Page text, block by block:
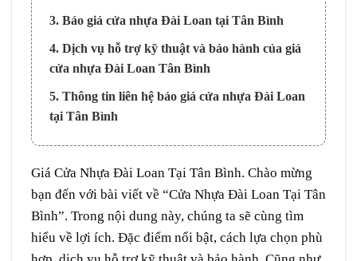
3. Báo giá cửa nhựa Đài Loan tại Tân Bình
4. Dịch vụ hỗ trợ kỹ thuật và bảo hành của giá
cửa nhựa Đài Loan Tân Bình
5. Thông tin liên hệ báo giá cửa nhựa Đài Loan
tại Tân Bình
Giá Cửa Nhựa Đài Loan Tại Tân Bình. Chào mừng
bạn đến với bài viết về “Cửa Nhựa Đài Loan Tại Tân
Bình”. Trong nội dung này, chúng ta sẽ cùng tìm
hiểu về lợi ích. Đặc điểm nổi bật, cách lựa chọn phù